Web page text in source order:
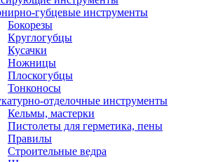
губцевые инструменты
Бокорезы
Круглогубцы
Кусачки
Ножницы
Плоскогубцы
Тонконосы
отделочные инструменты
Кельмы, мастерки
Пистолеты для герметика, пены
Правилы
Строительные ведра